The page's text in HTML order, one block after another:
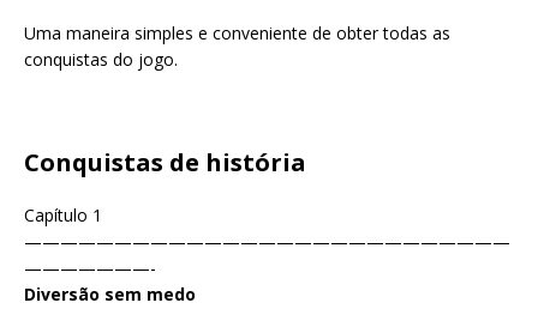
Uma maneira simples e conveniente de obter todas as
conquistas do jogo.
Conquistas de história
Capítulo 1
———————————————————————————
———————-
Diversão sem medo